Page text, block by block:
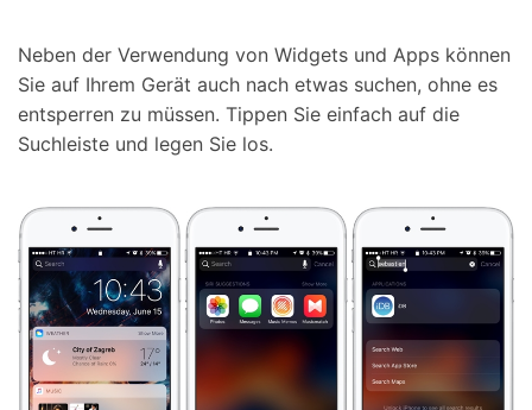
Neben der Verwendung von Widgets und Apps können
Sie auf Ihrem Gerät auch nach etwas suchen, ohne es
entsperren zu müssen. Tippen Sie einfach auf die
Suchleiste und legen Sie los.